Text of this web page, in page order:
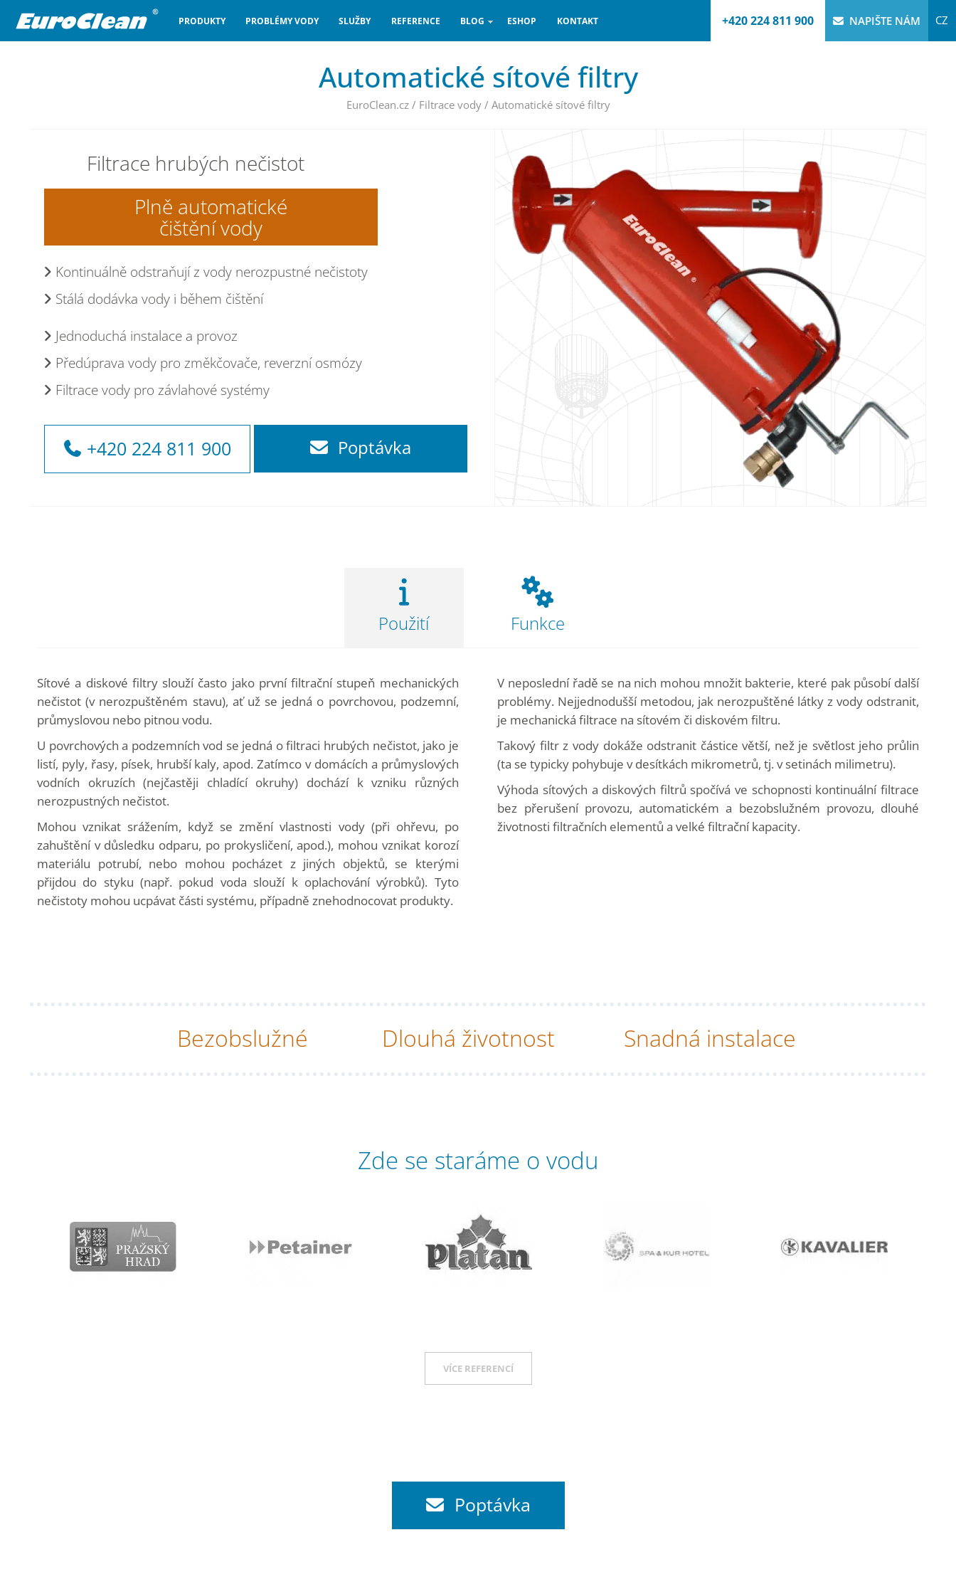
PRODUKTY PROBLÉMY VODY SLUŽBY REFERENCE BLOG ESHOP KONTAKT CZ
NAPIŠTE NÁM
+420 224 811 900
Automatické sítové filtry
EuroClean.cz/ Filtrace vody/ Automatické sítové filtry
Filtrace hrubých nečistot
Plně automatické
čištění vody
Kontinuálně odstraňují z vody nerozpustné nečistoty
Stálá dodávka vody i během čištění
Jednoduchá instalace a provoz
Předúprava vody pro změkčovače, reverzní osmózy
Filtrace vody pro závlahové systémy
+420 224 811 900 Poptávka
Použití Funkce
Sítové a diskové filtry slouží často jako první filtrační stupeň mechanických
nečistot (v nerozpuštěném stavu), ať už se jedná o povrchovou, podzemní,
průmyslovou nebo pitnou vodu.
U povrchových a podzemních vod se jedná o filtraci hrubých nečistot, jako je
listí, pyly, řasy, písek, hrubší kaly, apod. Zatímco v domácích a průmyslových
vodních okruzích (nejčastěji chladící okruhy) dochází k vzniku různých
nerozpustných nečistot.
Mohou vznikat srážením, když se změní vlastnosti vody (při ohřevu, po
zahuštění v důsledku odparu, po prokysličení, apod.), mohou vznikat korozí
materiálu potrubí, nebo mohou pocházet z jiných objektů, se kterými
přijdou do styku (např. pokud voda slouží k oplachování výrobků). Tyto
nečistoty mohou ucpávat části systému, případně znehodnocovat produkty.
V neposlední řadě se na nich mohou množit bakterie, které pak působí další
problémy. Nejjednodušší metodou, jak nerozpuštěné látky z vody odstranit,
je mechanická filtrace na sítovém či diskovém filtru.
Takový filtr z vody dokáže odstranit částice větší, než je světlost jeho průlin
(ta se typicky pohybuje v desítkách mikrometrů, tj. v setinách milimetru).
Výhoda sítových a diskových filtrů spočívá ve schopnosti kontinuální filtrace
bez přerušení provozu, automatickém a bezobslužném provozu, dlouhé
životnosti filtračních elementů a velké filtrační kapacity.
Bezobslužné Dlouhá životnost Snadná instalace
Zde se staráme o vodu
VÍCE REFERENCÍ
Poptávka